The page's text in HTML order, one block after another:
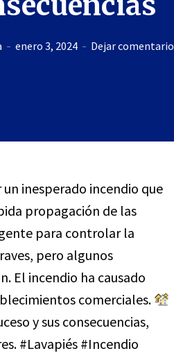
enero 3, 2024 Dejar comentario
inesperado incendio que
propagación de las
para controlar la
pero algunos
El incendio ha causado
comerciales.
y sus consecuencias,
#Lavapiés #Incendio